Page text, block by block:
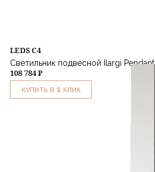
LEDS C4
Светильник подвесной Ilargi Pendant
108 784 ₽
КУПИТЬ В 1 КЛИК